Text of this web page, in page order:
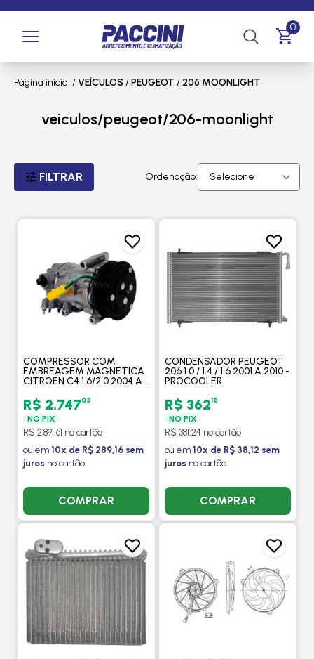
0
Página inicial /VEÍCULOS /PEUGEOT / 206 MOONLIGHT
veiculos/peugeot/206-moonlight
FILTRAR Ordenação:
COMPRESSOR COM
EMBREAGEM MAGNETICA
CITROEN C4 1.6/2.0 2004 A
2017 - DENSO
R$ 2.74703
NO PIX
R$ 2.891,61 no cartão
ou em 10x de R$ 289,16 sem
juros no cartão
COMPRAR
CONDENSADOR PEUGEOT
206 1.0 / 1.4 / 1.6 2001 A 2010 -
PROCOOLER
R$ 36218
NO PIX
R$ 381,24 no cartão
ou em 10x de R$ 38,12 sem
juros no cartão
COMPRAR